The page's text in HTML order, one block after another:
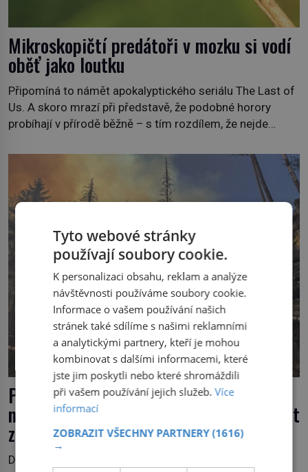
Mikroskopičtí predátoři v mozku si vodí
oběť jako loutku
Připomíná to námět apokalyptického seriálu The Last of
Us. A skoro mrazí při představě, že podobné horory
probíhají v přírodě běžně – s tím rozdílem, že nejde
dokáže ovládat jen vývojově nesrovnatelně jednodušší
živočichy, než je člověk. Najít skutečné zombie není nic
nemožného ani v naší přírodě. […]
Požárů v Evropě přibývá, Česko
nevyjímaje. Do roku 2100 se jejich počet
zdvojnásobí
Do Českého Švýcarska se vrátil oheň. Plameny z jara
Tyto webové stránky
používají soubory cookie.
K personalizaci obsahu, reklam a analýze
návštěvnosti používáme soubory cookie.
Informace o vašem používání našich
stránek také sdílíme s našimi reklamními
a analytickými partnery, kteří je mohou
kombinovat s dalšími informacemi, které
jste jim poskytli nebo které shromáždili
při vašem používání jejich služeb.Více
informací
ZOBRAZIT VŠECHNY PARTNERY(1616)
→